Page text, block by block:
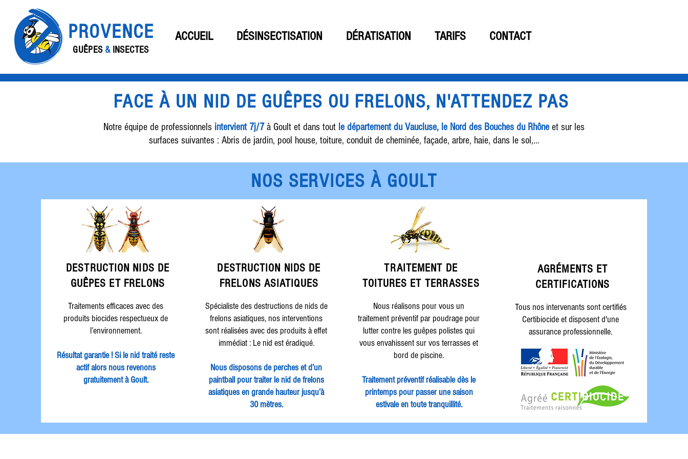
PROVENCE
GUÊPES& INSECTES
ACCUEIL DÉSINSECTISATION DÉRATISATION TARIFS CONTACT
FACE À UN NID DE GUÊPES OU FRELONS, N'ATTENDEZ PAS
Notre équipe de professionnels intervient 7j/7à Goult et dans tout le département du Vaucluse, le Nord des Bouches du Rhône et sur les
surfaces suivantes : Abris de jardin, pool house, toiture, conduit de cheminée, façade, arbre, haie, dans le sol,…
NOS SERVICES À GOULT
DESTRUCTION NIDS DE
GUÊPES ET FRELONS
Traitements efficaces avec des
produits biocides respectueux de
l’environnement.
Résultat garantie ! Si le nid traité reste
actif alors nous revenons
gratuitement à Goult.
DESTRUCTION NIDS DE
FRELONS ASIATIQUES
Spécialiste des destructions de nids de
frelons asiatiques, nos interventions
sont réalisées avec des produits à effet
immédiat : Le nid est éradiqué.
Nous disposons de perches et d’un
paintball pour traiter le nid de frelons
asiatiques en grande hauteur jusqu’à
30 mètres.
TRAITEMENT DE
TOITURES ET TERRASSES
Nous réalisons pour vous un
traitement préventif par poudrage pour
lutter contre les guêpes polistes qui
vous envahissent sur vos terrasses et
bord de piscine.
Traitement préventif réalisable dès le
printemps pour passer une saison
estivale en toute tranquillité.
AGRÉMENTS ET
CERTIFICATIONS
Tous nos intervenants sont certifiés
Certibiocide et disposent d'une
assurance professionnelle.